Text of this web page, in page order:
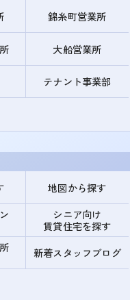
錦糸町営業所
大船営業所
テナント事業部
地図から探す
シニア向け
賃貸住宅を探す
新着スタッフブログ